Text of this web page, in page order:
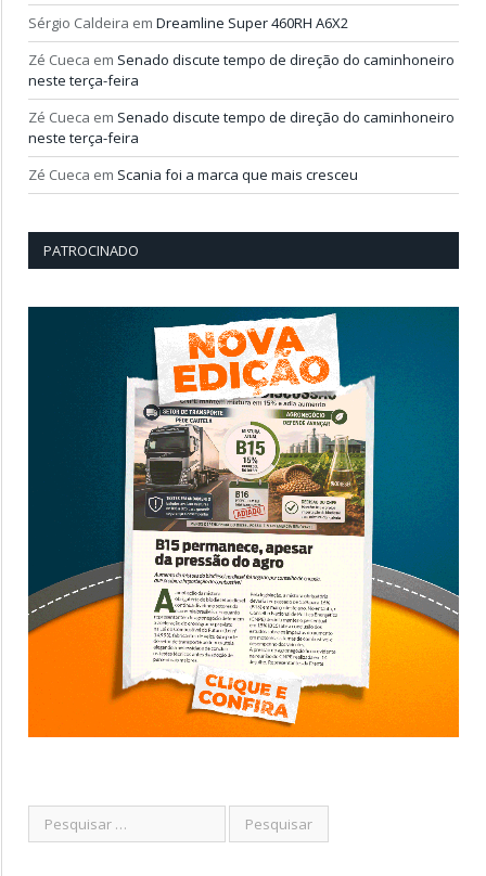
Sérgio Caldeira em Dreamline Super 460RH A6X2
Zé Cueca em Senado discute tempo de direção do caminhoneiro
neste terça-feira
Zé Cueca em Senado discute tempo de direção do caminhoneiro
neste terça-feira
Zé Cueca em Scania foi a marca que mais cresceu
PATROCINADO